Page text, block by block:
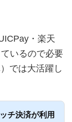
・楽天
いるので必要
では大活躍し
チ決済が利用